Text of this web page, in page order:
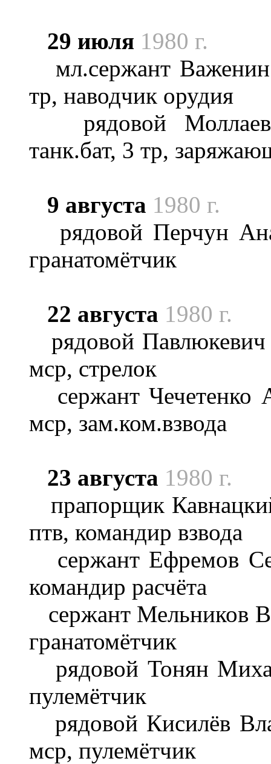
29 июля 1980 г.
мл.сержант Важенин
тр, наводчик орудия
рядовой Моллаев
танк.бат, 3 тр,
9 августа 1980 г.
рядовой Перчун
гранатомётчик
22 августа 1980 г.
рядовой
мср, стрелок
сержант Чечетенко
мср, зам.ком.взвода
23 августа 1980 г.
прапорщик
птв, командир взвода
сержант Ефремов
командир расчёта
сержант Мельников
гранатомётчик
рядовой Тонян
пулемётчик
рядовой Кисилёв
мср, пулемётчик